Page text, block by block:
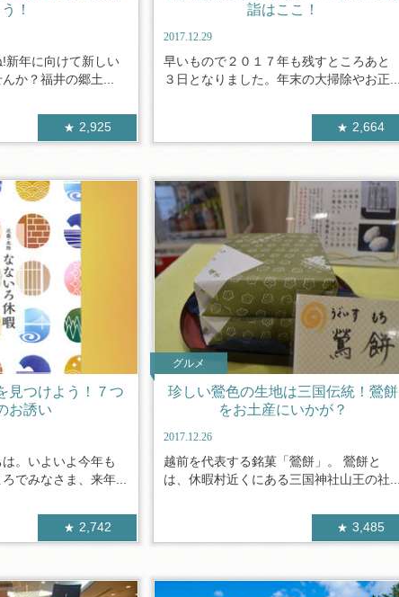
！
新年に向けて新しい
か？福井の郷土...
2,925
詣はここ！
2017.12.29
早いもので２０１７年も残すところあと
３日となりました。年末の大掃除やお正...
2,664
見つけよう！７つ
お誘い
。いよいよ今年も
でみなさま、来年...
2,742
グルメ
珍しい鶯色の生地は三国伝統！鶯餅
をお土産にいかが？
2017.12.26
越前を代表する銘菓「鶯餅」。 鶯餅と
は、休暇村近くにある三国神社山王の社...
3,485